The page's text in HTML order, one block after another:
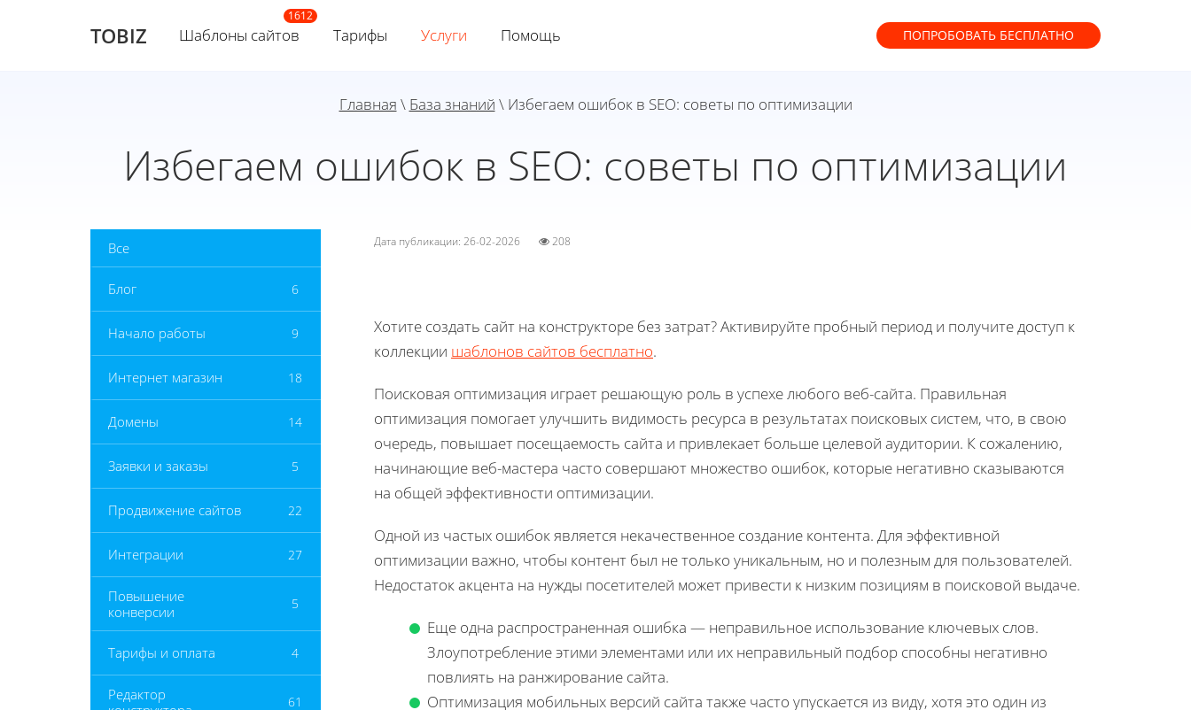
TOBIZ Шаблоны сайтов Тарифы Услуги Помощь ПОПРОБОВАТЬ БЕСПЛАТНО
Главная \ База знаний \ Избегаем ошибок в SEO: советы по оптимизации
Избегаем ошибок в SEO: советы по оптимизации
Все
Блог 6
Начало работы 9
Интернет магазин 18
Домены 14
Заявки и заказы 5
Продвижение сайтов 22
Интеграции 27
Повышение
конверсии
5
Тарифы и оплата 4
Редактор
61
Дата публикации: 26-02-2026 208
Хотите создать сайт на конструкторе без затрат? Активируйте пробный период и получите доступ к
коллекции шаблонов сайтов бесплатно.
Поисковая оптимизация играет решающую роль в успехе любого веб-сайта. Правильная
оптимизация помогает улучшить видимость ресурса в результатах поисковых систем, что, в свою
очередь, повышает посещаемость сайта и привлекает больше целевой аудитории. К сожалению,
начинающие веб-мастера часто совершают множество ошибок, которые негативно сказываются
на общей эффективности оптимизации.
Одной из частых ошибок является некачественное создание контента. Для эффективной
оптимизации важно, чтобы контент был не только уникальным, но и полезным для пользователей.
Недостаток акцента на нужды посетителей может привести к низким позициям в поисковой выдаче.
Еще одна распространенная ошибка — неправильное использование ключевых слов.
Злоупотребление этими элементами или их неправильный подбор способны негативно
повлиять на ранжирование сайта.
Оптимизация мобильных версий сайта также часто упускается из виду, хотя это один из